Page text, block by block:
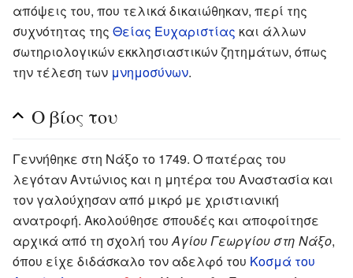
απόψεις του, που τελικά δικαιώθηκαν, περί της
συχνότητας της Θείας Ευχαριστίας και άλλων
σωτηριολογικών εκκλησιαστικών ζητημάτων, όπως
την τέλεση των μνημοσύνων.
Ο βίος του
Γεννήθηκε στη Νάξο το 1749. Ο πατέρας του
λεγόταν Αντώνιος και η μητέρα του Αναστασία και
τον γαλούχησαν από μικρό με χριστιανική
ανατροφή. Ακολούθησε σπουδές και αποφοίτησε
αρχικά από τη σχολή του Αγίου Γεωργίου στη Νάξο,
όπου είχε διδάσκαλο τον αδελφό του Κοσμά του